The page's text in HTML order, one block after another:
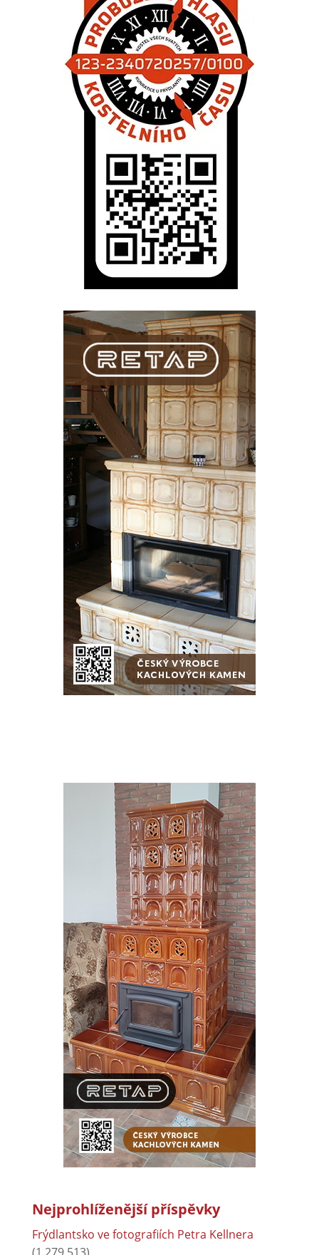
Nejprohlíženější příspěvky
Frýdlantsko ve fotografiích Petra Kellnera